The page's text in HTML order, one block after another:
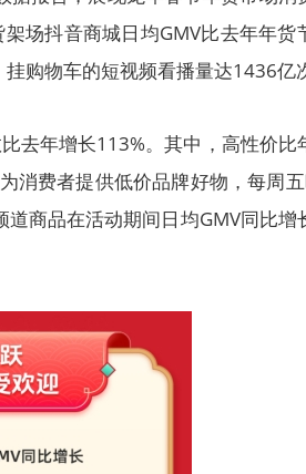
场抖音商城日均GMV比去年年货
购物车的短视频看播量达1436亿
去年增长113%。其中，高性价比
消费者提供低价品牌好物，每周
道商品在活动期间日均GMV同比增